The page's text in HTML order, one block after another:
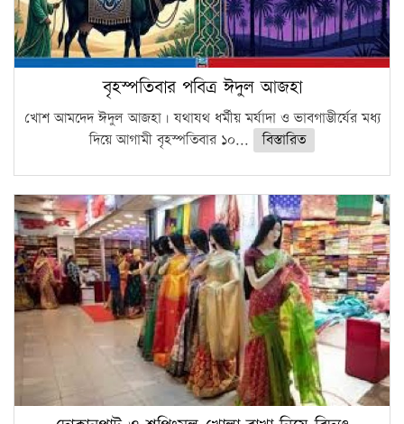
বৃহস্পতিবার পবিত্র ঈদুল আজহা
খোশ আমদেদ ঈদুল আজহা। যথাযথ ধর্মীয় মর্যাদা ও ভাবগাম্ভীর্যের মধ্য
দিয়ে আগামী বৃহস্পতিবার ১০...
বিস্তারিত